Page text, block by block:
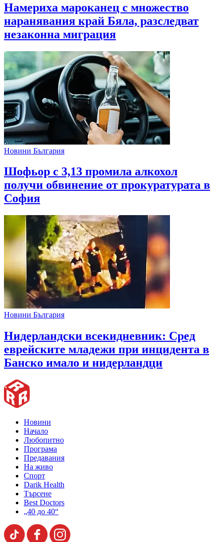
Намериха мароканец с множество
наранявания край Бяла, разследват
незаконна миграция
Новини България
Шофьор с 3,13 промила алкохол
получи обвинение от прокуратурата в
София
Новини България
Нидерландски всекидневник: Сред
еврейските младежи при инцидента в
Банско имало и нидерландци
Новини
Начало
Любопитно
Програма
Предавания
На живо
Спорт
Darik Health
Търсене
Best Doctors
„40 до 40“